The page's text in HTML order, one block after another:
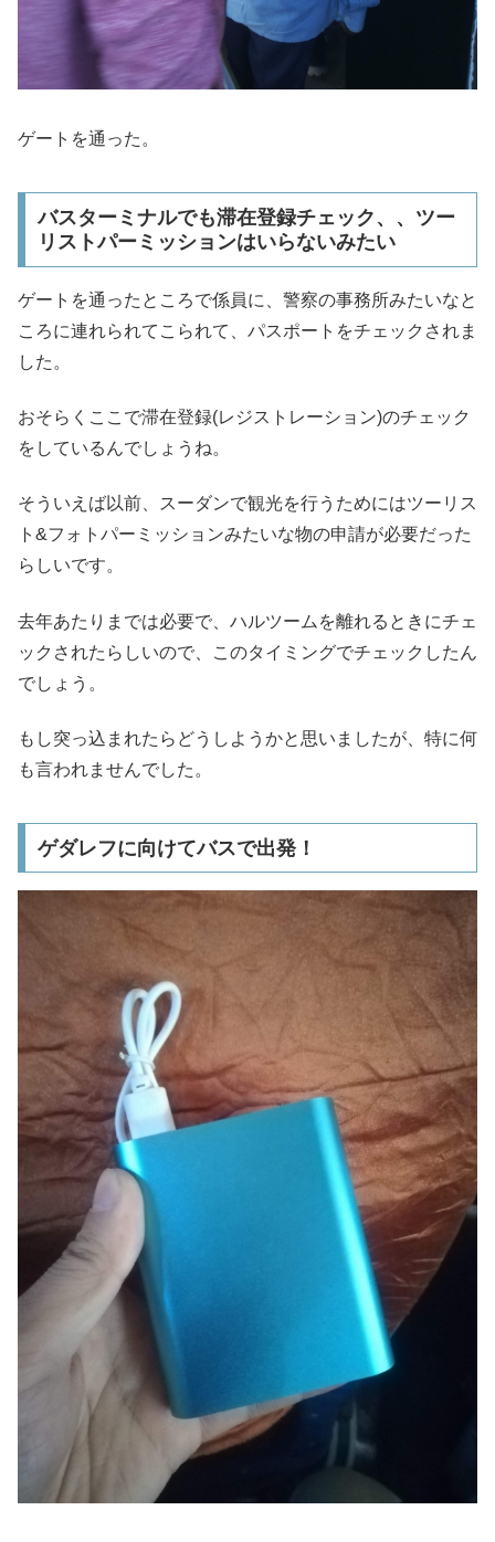
ゲートを通った。
バスターミナルでも滞在登録チェック、、ツー
リストパーミッションはいらないみたい
ゲートを通ったところで係員に、警察の事務所みたいなと
ころに連れられてこられて、パスポートをチェックされま
した。
おそらくここで滞在登録(レジストレーション)のチェック
をしているんでしょうね。
そういえば以前、スーダンで観光を行うためにはツーリス
ト&フォトパーミッションみたいな物の申請が必要だった
らしいです。
去年あたりまでは必要で、ハルツームを離れるときにチェ
ックされたらしいので、このタイミングでチェックしたん
でしょう。
もし突っ込まれたらどうしようかと思いましたが、特に何
も言われませんでした。
ゲダレフに向けてバスで出発！